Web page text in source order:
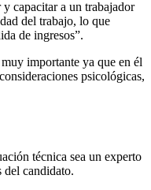
capacitar a un trabajador
del trabajo, lo que
de ingresos”.
importante ya que en él
psicológicas,
técnica sea un experto
del candidato.